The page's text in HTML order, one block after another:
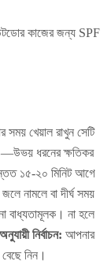
কাজের জন্য SPF
সময় খেয়াল রাখুন সেটি
ধরনের ক্ষতিকর
১৫-২০ মিনিট আগে
নামলে বা দীর্ঘ সময়
বাধ্যতামূলক। না হলে
নির্বাচন: আপনার
নিন।